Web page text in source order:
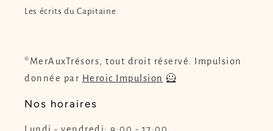
Les écrits du Capitaine
®MerAuxTrésors, tout droit réservé. Impulsion
donnée par Heroic Impulsion 🦸
Nos horaires
Lundi - vendredi: 9:00 - 17:00